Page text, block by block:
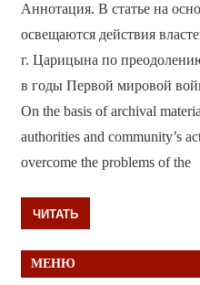
Аннотация. В статье на
освещаются действия
г. Царицына по
в годы Первой мировой
On the basis of archival
authorities and community’s
overcome the problems of the
ЧИТАТЬ
МЕНЮ